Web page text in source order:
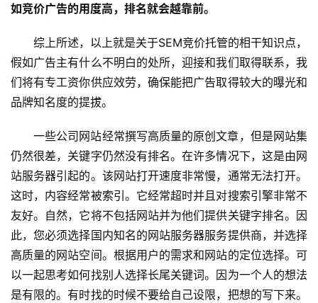
如竞价广告的用度高，排名就会越靠前。
综上所述，以上就是关于SEM竞价托管的相干知识点，
假如广告主有什么不明白的处所，迎接和我们取得联系，我
们将有专工资你供应效劳，确保能把广告取得较大的曝光和
品牌知名度的提拔。
一些公司网站经常撰写高质量的原创文章，但是网站集
仍然很差，关键字仍然没有排名。在许多情况下，这是由网
站服务器引起的。该网站打开速度非常慢，通常无法打开。
这时，内容经常被索引。它经常超时并且对搜索引擎非常不
友好。自然，它将不包括网站并为他们提供关键字排名。因
此，您必须选择国内知名的网站服务器服务提供商，并选择
高质量的网站空间。根据用户的需求和网站的定位选择。可
以一起思考如何找别人选择长尾关键词。因为一个人的想法
是有限的。有时找的时候不要给自己设限，把想的写下来。